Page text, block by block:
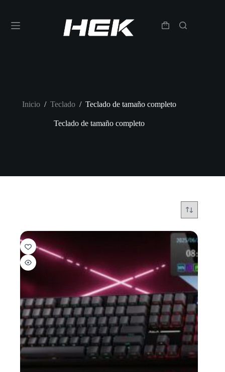
Inicio / Teclado / Teclado de tamaño completo
Teclado de tamaño completo